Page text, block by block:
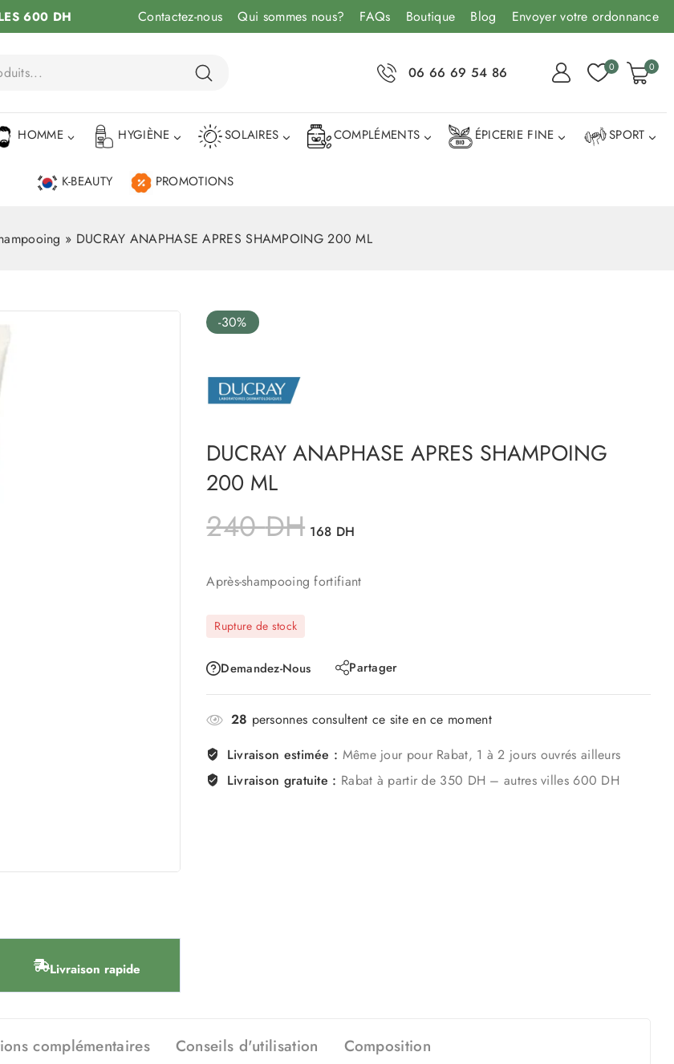
600 DH Contactez-nous Qui sommes nous? FAQs Boutique Blog Envoyer votre ordonnance
06 66 69 54 86 0 0
HOMME HYGIÈNE SOLAIRES COMPLÉMENTS ÉPICERIE FINE SPORT
K-BEAUTY PROMOTIONS
» DUCRAY ANAPHASE APRES SHAMPOING 200 ML
Livraison rapide
-30%
DUCRAY ANAPHASE APRES SHAMPOING
200 ML
240DH 168 DH
Après-shampooing fortifiant
Rupture de stock
Demandez-Nous Partager
28 personnes consultent ce site en ce moment
Livraison estimée : Même jour pour Rabat, 1 à 2 jours ouvrés ailleurs
Livraison gratuite : Rabat à partir de 350 DH – autres villes 600 DH
complémentaires Conseils d'utilisation Composition